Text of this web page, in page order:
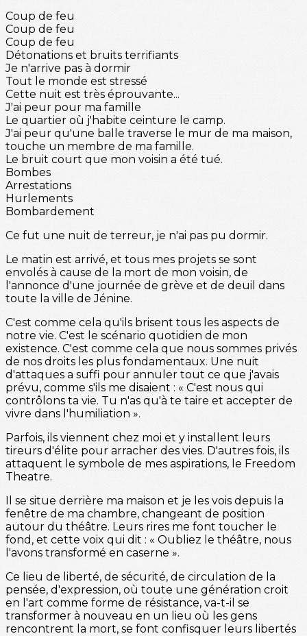
Coup de feu
Coup de feu
Coup de feu
Détonations et bruits terrifiants
Je n'arrive pas à dormir
Tout le monde est stressé
Cette nuit est très éprouvante...
J'ai peur pour ma famille
Le quartier où j'habite ceinture le camp.
J'ai peur qu'une balle traverse le mur de ma maison,
touche un membre de ma famille.
Le bruit court que mon voisin a été tué.
Bombes
Arrestations
Hurlements
Bombardement
Ce fut une nuit de terreur, je n'ai pas pu dormir.
Le matin est arrivé, et tous mes projets se sont
envolés à cause de la mort de mon voisin, de
l'annonce d'une journée de grève et de deuil dans
toute la ville de Jénine.
C'est comme cela qu'ils brisent tous les aspects de
notre vie. C'est le scénario quotidien de mon
existence. C'est comme cela que nous sommes privés
de nos droits les plus fondamentaux. Une nuit
d'attaques a suffi pour annuler tout ce que j'avais
prévu, comme s'ils me disaient : « C'est nous qui
contrôlons ta vie. Tu n'as qu'à te taire et accepter de
vivre dans l'humiliation ».
Parfois, ils viennent chez moi et y installent leurs
tireurs d'élite pour arracher des vies. D'autres fois, ils
attaquent le symbole de mes aspirations, le Freedom
Theatre.
Il se situe derrière ma maison et je les vois depuis la
fenêtre de ma chambre, changeant de position
autour du théâtre. Leurs rires me font toucher le
fond, et cette voix qui dit : « Oubliez le théâtre, nous
l'avons transformé en caserne ».
Ce lieu de liberté, de sécurité, de circulation de la
pensée, d'expression, où toute une génération croit
en l'art comme forme de résistance, va-t-il se
transformer à nouveau en un lieu où les gens
rencontrent la mort, se font confisquer leurs libertés